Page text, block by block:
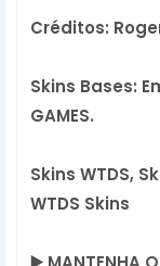
Créditos:
Skins Bases:
GAMES.
Skins WTDS,
WTDS Skins